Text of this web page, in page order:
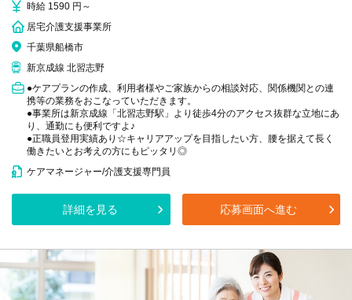
時給 1590 円～
居宅介護支援事業所
千葉県船橋市
新京成線 北習志野
●ケアプランの作成、利用者様やご家族からの相談対応、関係機関との連
携等の業務をおこなっていただきます。
●事業所は新京成線「北習志野駅」より徒歩4分のアクセス抜群な立地にあ
り、通勤にも便利ですよ♪
●正職員登用実績あり☆キャリアアップを目指したい方、腰を据えて長く
働きたいとお考えの方にもピッタリ◎
ケアマネージャー/介護支援専門員
詳細を見る 応募画面へ進む